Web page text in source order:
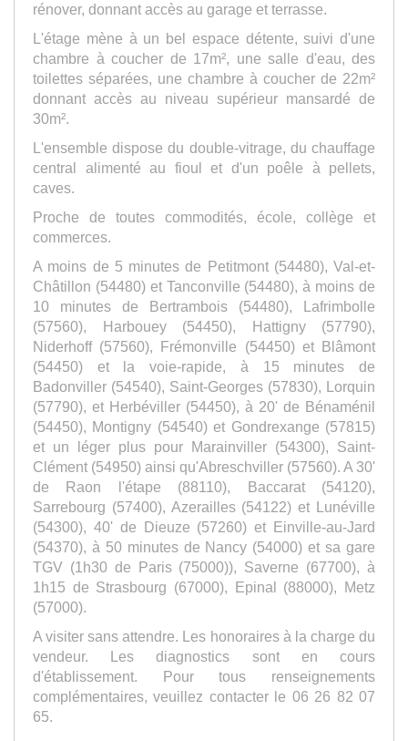
rénover, donnant accès au garage et terrasse.
L'étage mène à un bel espace détente, suivi d'une
chambre à coucher de 17m², une salle d'eau, des
toilettes séparées, une chambre à coucher de 22m²
donnant accès au niveau supérieur mansardé de
30m².
L'ensemble dispose du double-vitrage, du chauffage
central alimenté au fioul et d'un poêle à pellets,
caves.
Proche de toutes commodités, école, collège et
commerces.
A moins de 5 minutes de Petitmont (54480), Val-et-
Châtillon (54480) et Tanconville (54480), à moins de
10 minutes de Bertrambois (54480), Lafrimbolle
(57560), Harbouey (54450), Hattigny (57790),
Niderhoff (57560), Frémonville (54450) et Blâmont
(54450) et la voie-rapide, à 15 minutes de
Badonviller (54540), Saint-Georges (57830), Lorquin
(57790), et Herbéviller (54450), à 20' de Bénaménil
(54450), Montigny (54540) et Gondrexange (57815)
et un léger plus pour Marainviller (54300), Saint-
Clément (54950) ainsi qu'Abreschviller (57560). A 30'
de Raon l'étape (88110), Baccarat (54120),
Sarrebourg (57400), Azerailles (54122) et Lunéville
(54300), 40' de Dieuze (57260) et Einville-au-Jard
(54370), à 50 minutes de Nancy (54000) et sa gare
TGV (1h30 de Paris (75000)), Saverne (67700), à
1h15 de Strasbourg (67000), Epinal (88000), Metz
(57000).
A visiter sans attendre. Les honoraires à la charge du
vendeur. Les diagnostics sont en cours
d'établissement. Pour tous renseignements
complémentaires, veuillez contacter le 06 26 82 07
65.